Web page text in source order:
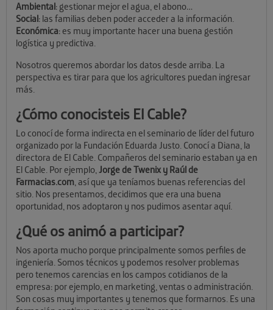
Ambiental: gestionar mejor el agua, el abono…
Social: las familias deben poder acceder a la información.
Económica: es muy importante hacer una buena gestión
logística y predictiva.
Nosotros queremos abordar los datos desde arriba. La
perspectiva es tirar para que los agricultores puedan ingresar
más.
¿Cómo conocisteis El Cable?
Lo conocí de forma indirecta en el seminario de líder del futuro
organizado por la Fundación Eduarda Justo. Conocí a Diana, la
directora de El Cable. Compañeros del seminario estaban ya en
El Cable. Por ejemplo,Jorge de Twenix y Raúl de
Farmacias.com, así que ya teníamos buenas referencias del
sitio. Nos presentamos, decidimos que era una buena
oportunidad, nos adoptaron y nos pudimos asentar aquí.
¿Qué os animó a participar?
Nos aporta mucho porque principalmente somos perfiles de
ingeniería. Somos técnicos y podemos resolver problemas
pero tenemos carencias en los campos cotidianos de la
empresa: por ejemplo, en marketing, ventas o administración.
Son cosas muy importantes y tenemos que formarnos. Es una